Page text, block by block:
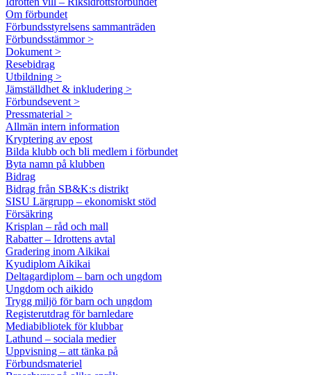
Om förbundet
Förbundsstyrelsens sammanträden
Förbundsstämmor >
Dokument >
Resebidrag
Utbildning >
Jämställdhet & inkludering >
Förbundsevent >
Pressmaterial >
Allmän intern information
Kryptering av epost
Bilda klubb och bli medlem i förbundet
Byta namn på klubben
Bidrag
Bidrag från SB&K:s distrikt
SISU Lärgrupp – ekonomiskt stöd
Försäkring
Krisplan – råd och mall
Rabatter – Idrottens avtal
Gradering inom Aikikai
Kyudiplom Aikikai
Deltagardiplom – barn och ungdom
Ungdom och aikido
Trygg miljö för barn och ungdom
Registerutdrag för barnledare
Mediabibliotek för klubbar
Lathund – sociala medier
Uppvisning – att tänka på
Förbundsmateriel